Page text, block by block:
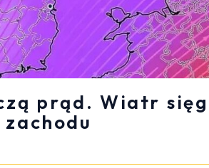
prąd. Wiatr